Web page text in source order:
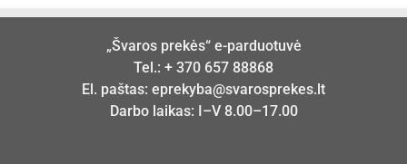
„Švaros prekės“ e-parduotuvė
Tel.: + 370 657 88868
El. paštas: eprekyba@svarosprekes.lt
Darbo laikas: I–V 8.00–17.00